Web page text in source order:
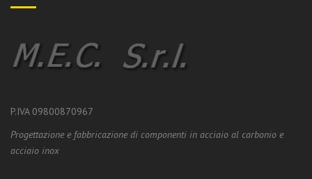
P.IVA 09800870967
Progettazione e fabbricazione di componenti in acciaio al carbonio e
acciaio inox